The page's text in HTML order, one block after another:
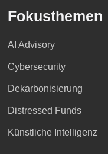
Fokusthemen
AI Advisory
Cybersecurity
Dekarbonisierung
Distressed Funds
Künstliche Intelligenz